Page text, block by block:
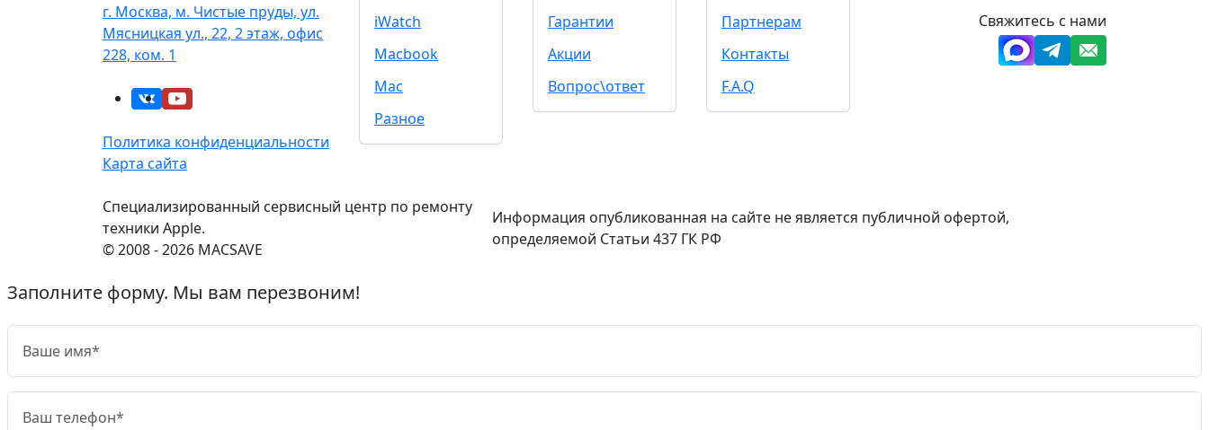
г. Москва, м. Чистые пруды, ул.
Мясницкая ул., 22, 2 этаж, офис
228, ком. 1
Политика конфиденциальности
Карта сайта
iWatch
Macbook
Mac
Разное
Гарантии
Акции
Вопрос\ответ
Партнерам
Контакты
F.A.Q
Свяжитесь с нами
Специализированный сервисный центр по ремонту
техники Apple.
© 2008 - 2026 MACSAVE
Информация опубликованная на сайте не является публичной офертой,
определяемой Статьи 437 ГК РФ
Заполните форму. Мы вам перезвоним!